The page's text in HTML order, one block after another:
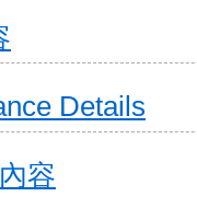
Details
容